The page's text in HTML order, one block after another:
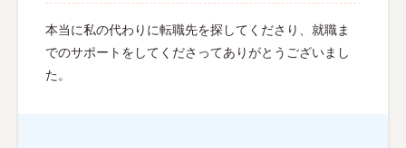
本当に私の代わりに転職先を探してくださり、就職ま
でのサポートをしてくださってありがとうございまし
た。